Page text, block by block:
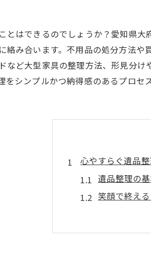
とはできるのでしょうか？愛知県
絡み合います。不用品の処分方法
など大型家具の整理方法、形見分
をシンプルかつ納得感のあるプロセ
心やすらぐ遺品
遺品整理の
笑顔で終え
大府市で安
遺品整理は